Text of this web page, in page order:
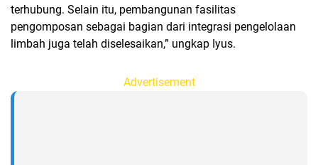
terhubung. Selain itu, pembangunan fasilitas
pengomposan sebagai bagian dari integrasi pengelolaan
limbah juga telah diselesaikan,” ungkap Iyus.
Advertisement